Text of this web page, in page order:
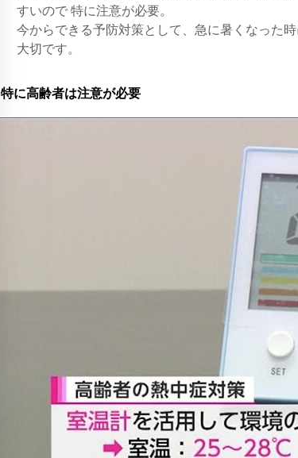
すいので 特に注意が必要。
今からできる予防対策として、急に暑くなった
大切です。
特に高齢者は注意が必要